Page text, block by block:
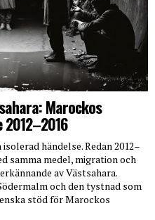
Marockos
isolerad händelse. Redan 2012–
samma medel, migration och
av Västsahara.
och den tystnad som
stöd för Marockos